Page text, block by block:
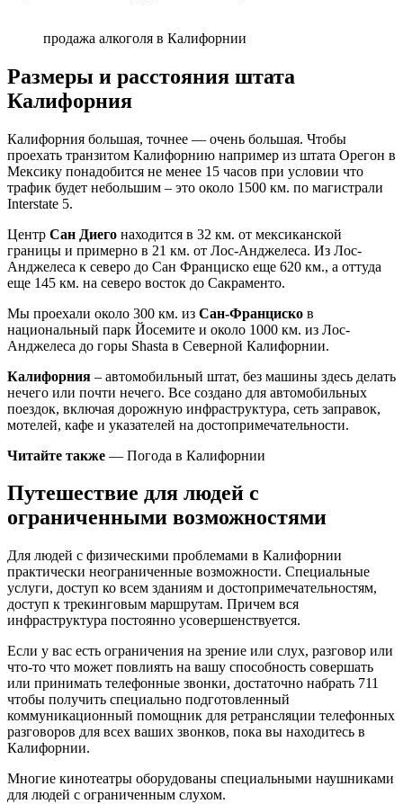
продажа алкоголя в Калифорнии
Размеры и расстояния штата
Калифорния
Калифорния большая, точнее — очень большая. Чтобы
проехать транзитом Калифорнию например из штата Орегон в
Мексику понадобится не менее 15 часов при условии что
трафик будет небольшим – это около 1500 км. по магистрали
Interstate 5.
Центр Сан Диего находится в 32 км. от мексиканской
границы и примерно в 21 км. от Лос-Анджелеса. Из Лос-
Анджелеса к северо до Сан Франциско еще 620 км., а оттуда
еще 145 км. на северо восток до Сакраменто.
Мы проехали около 300 км. из Сан-Франциско в
национальный парк Йосемите и около 1000 км. из Лос-
Анджелеса до горы Shasta в Северной Калифорнии.
Калифорния – автомобильный штат, без машины здесь делать
нечего или почти нечего. Все создано для автомобильных
поездок, включая дорожную инфраструктура, сеть заправок,
мотелей, кафе и указателей на достопримечательности.
Читайте также — Погода в Калифорнии
Путешествие для людей с
ограниченными возможностями
Для людей с физическими проблемами в Калифорнии
практически неограниченные возможности. Специальные
услуги, доступ ко всем зданиям и достопримечательностям,
доступ к трекинговым маршрутам. Причем вся
инфраструктура постоянно усовершенствуется.
Если у вас есть ограничения на зрение или слух, разговор или
что-то что может повлиять на вашу способность совершать
или принимать телефонные звонки, достаточно набрать 711
чтобы получить специально подготовленный
коммуникационный помощник для ретрансляции телефонных
разговоров для всех ваших звонков, пока вы находитесь в
Калифорнии.
Многие кинотеатры оборудованы специальными наушниками
для людей с ограниченным слухом.